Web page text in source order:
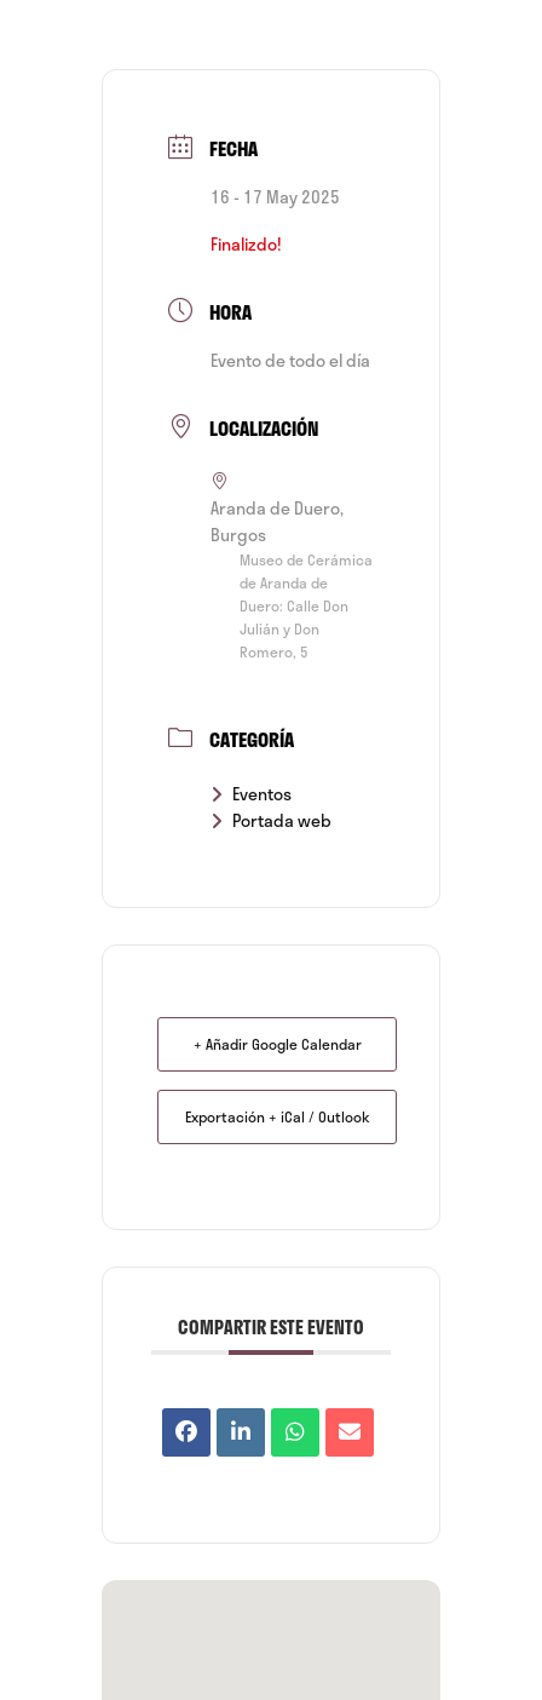
FECHA
16 - 17 May 2025
Finalizdo!
HORA
Evento de todo el día
LOCALIZACIÓN
Aranda de Duero,
Burgos
Museo de Cerámica
de Aranda de
Duero: Calle Don
Julián y Don
Romero, 5
CATEGORÍA
Eventos
Portada web
+ Añadir Google Calendar
Exportación + iCal / Outlook
COMPARTIR ESTE EVENTO